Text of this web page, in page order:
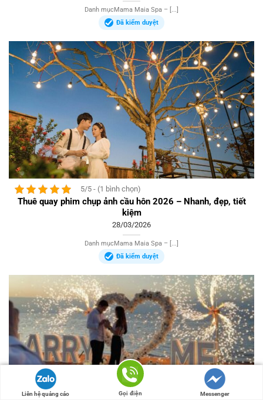
Danh mụcMama Maia Spa – [...]
Đã kiểm duyệt
5/5 - (1 bình chọn)
Thuê quay phim chụp ảnh cầu hôn 2026 – Nhanh, đẹp, tiết
kiệm
28/03/2026
Danh mụcMama Maia Spa – [...]
Đã kiểm duyệt
Liên hệ quảng cáo Gọi điện Messenger